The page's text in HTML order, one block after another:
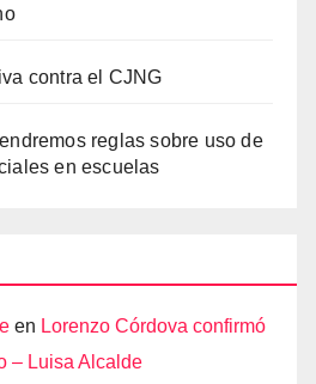
contra el CJNG
reglas sobre uso de
en escuelas
en Lorenzo Córdova confirmó
– Luisa Alcalde